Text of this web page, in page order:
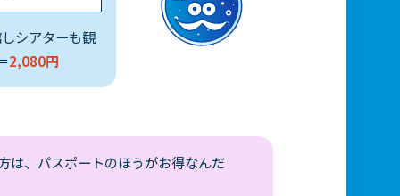
シアターも観
2,080円
は、パスポートのほうがお得なんだ